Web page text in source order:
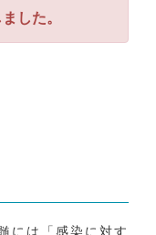
した。
には「感染に対す